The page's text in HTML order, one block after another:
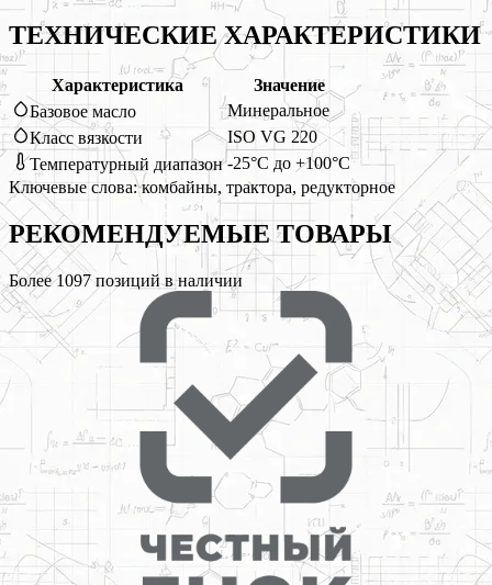
ТЕХНИЧЕСКИЕ ХАРАКТЕРИСТИКИ
Характеристика
Значение
Базовое масло
Минеральное
Класс вязкости
ISO VG 220
Температурный диапазон -25°C до +100°C
Ключевые слова:комбайны, трактора, редукторное
РЕКОМЕНДУЕМЫЕТОВАРЫ
Более1097позиций в наличии